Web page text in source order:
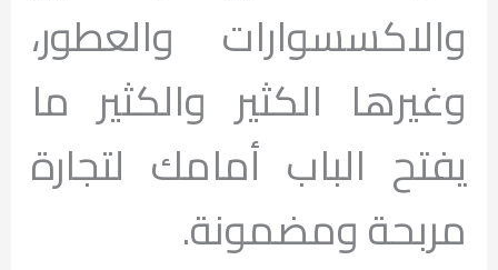
والاكسسوارات والعطور،
وغيرها الكثير والكثير ما
يفتح الباب أمامك لتجارة
مربحة ومضمونة.